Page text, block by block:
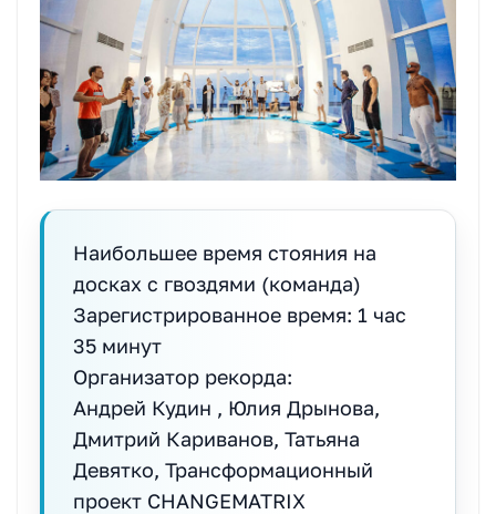
Наибольшее время стояния на
досках с гвоздями (команда)
Зарегистрированное время: 1 час
35 минут
Организатор рекорда:
Андрей Кудин , Юлия Дрынова,
Дмитрий Кариванов, Татьяна
Девятко, Трансформационный
проект CHANGEMATRIX